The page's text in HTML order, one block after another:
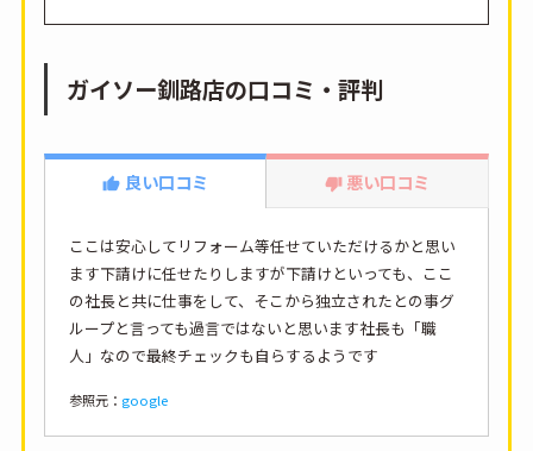
ガイソー釧路店の口コミ・評判
良い口コミ 悪い口コミ
ここは安心してリフォーム等任せていただけるかと思い
ます下請けに任せたりしますが下請けといっても、ここ
の社長と共に仕事をして、そこから独立されたとの事グ
ループと言っても過言ではないと思います社長も「職
人」なので最終チェックも自らするようです
参照元： google